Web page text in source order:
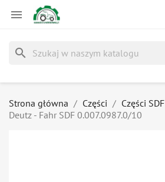

search
Strona główna Części Części SDF
Deutz - Fahr SDF 0.007.0987.0/10